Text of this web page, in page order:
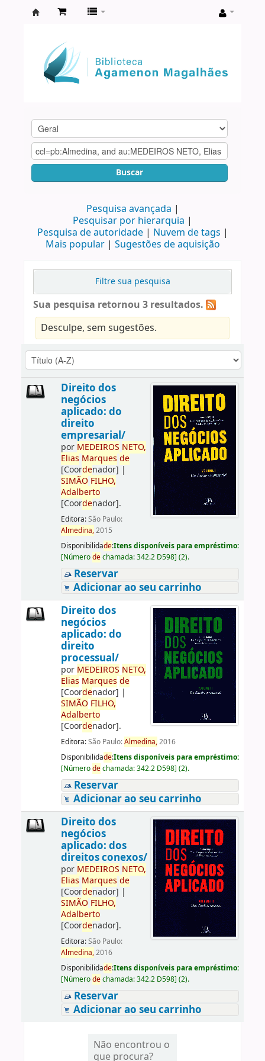
Agamenon
Magalhães
Buscar
Pesquisa avançada
Pesquisar por hierarquia
Pesquisa de autoridade
Nuvem de tags
Mais popular
Sugestões de aquisição
Filtre sua pesquisa
Sua pesquisa retornou 3 resultados.
Desculpe, sem sugestões.
Direito dos
negócios
aplicado: do
direito
empresarial/
por MEDEIROS NETO,
Elias Marques de
[Coordenador] |
SIMÃO FILHO,
Adalberto
[Coordenador].
Editora:São Paulo:
Almedina,2015
Disponibilidade:Itens disponíveis para empréstimo:
[Númerodechamada:342.2 D598] (2).
Reservar
Adicionar ao seu carrinho
Direito dos
negócios
aplicado: do
direito
processual/
por MEDEIROS NETO,
Elias Marques de
[Coordenador] |
SIMÃO FILHO,
Adalberto
[Coordenador].
Editora:São Paulo:Almedina,2016
Disponibilidade:Itens disponíveis para empréstimo:
[Númerodechamada:342.2 D598] (2).
Reservar
Adicionar ao seu carrinho
Direito dos
negócios
aplicado: dos
direitos conexos/
por MEDEIROS NETO,
Elias Marques de
[Coordenador] |
SIMÃO FILHO,
Adalberto
[Coordenador].
Editora:São Paulo:
Almedina,2016
Disponibilidade:Itens disponíveis para empréstimo:
[Númerodechamada:342.2 D598] (2).
Reservar
Adicionar ao seu carrinho
Não encontrou o
que procura?